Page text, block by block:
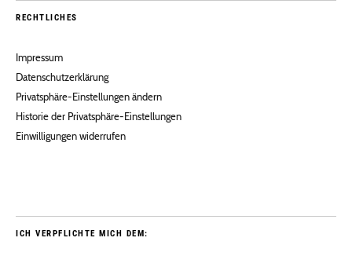
RECHTLICHES
Impressum
Datenschutzerklärung
Privatsphäre-Einstellungen ändern
Historie der Privatsphäre-Einstellungen
Einwilligungen widerrufen
ICH VERPFLICHTE MICH DEM: